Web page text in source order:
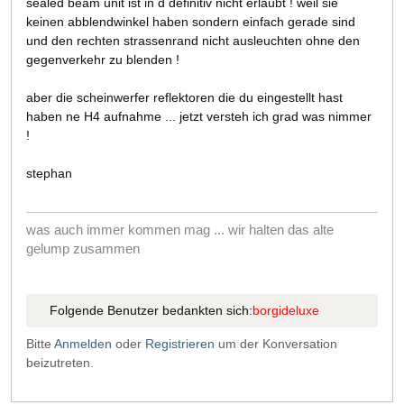
keinen abblendwinkel haben sondern einfach gerade sind
und den rechten strassenrand nicht ausleuchten ohne den
gegenverkehr zu blenden !
aber die scheinwerfer reflektoren die du eingestellt hast
haben ne H4 aufnahme ... jetzt versteh ich grad was nimmer
!
stephan
was auch immer kommen mag ... wir halten das alte
gelump zusammen
Folgende Benutzer bedankten sich:borgideluxe
Bitte Anmelden oder Registrieren um der Konversation
beizutreten.